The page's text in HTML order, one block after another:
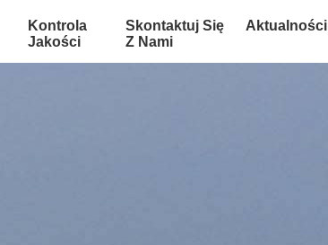
Kontrola
Jakości
Skontaktuj Się
Z Nami
Aktualności